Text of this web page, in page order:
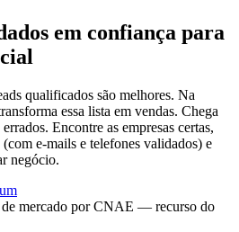
em confiança para
qualificados são melhores. Na
essa lista em vendas. Chega
Encontre as empresas certas,
e-mails e telefones validados) e
negócio.